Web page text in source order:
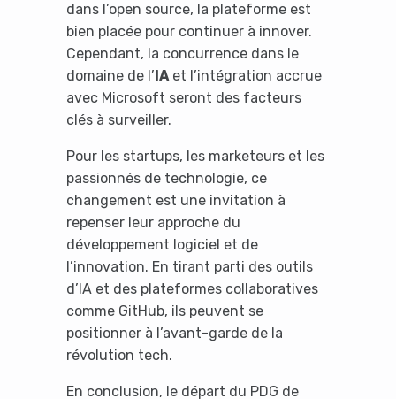
dans l’open source, la plateforme est
bien placée pour continuer à innover.
Cependant, la concurrence dans le
domaine de l’ IAet l’intégration accrue
avec Microsoft seront des facteurs
clés à surveiller.
Pour les startups, les marketeurs et les
passionnés de technologie, ce
changement est une invitation à
repenser leur approche du
développement logiciel et de
l’innovation. En tirant parti des outils
d’IA et des plateformes collaboratives
comme GitHub, ils peuvent se
positionner à l’avant-garde de la
révolution tech.
En conclusion, le départ du PDG de